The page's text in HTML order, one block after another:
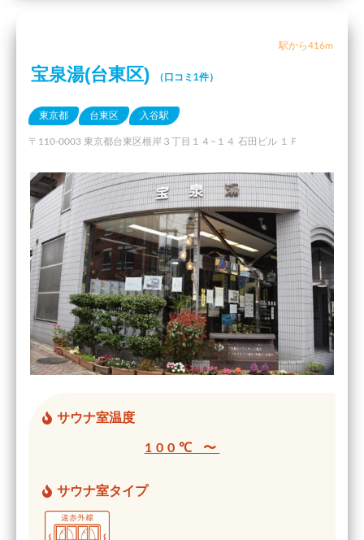
駅から416m
宝泉湯(台東区) （口コミ1件）
東京都 台東区 入谷駅
〒110-0003 東京都台東区根岸３丁目１４−１４ 石田ビル １Ｆ
サウナ室温度
100℃ 〜
サウナ室タイプ